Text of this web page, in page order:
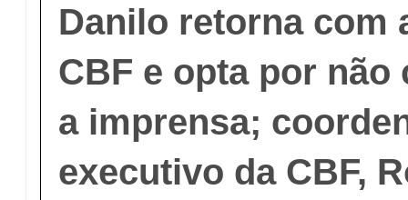
Danilo retorna com
CBF e opta por
a imprensa;
executivo da CBF,